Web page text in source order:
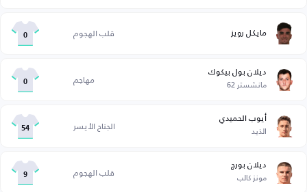
مايكل رويز قلب الهجوم 0
ديلان بول بيكوك
مانشستر 62 مهاجم 0
أيوب الحميدي
الذيد الجناح الأيسر 54
ديلان بورج
مونز كالب قلب الهجوم 9